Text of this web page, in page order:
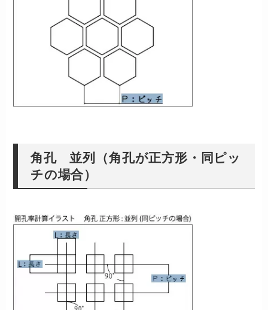
角孔 並列（角孔が正方形・同ピッ
チの場合）